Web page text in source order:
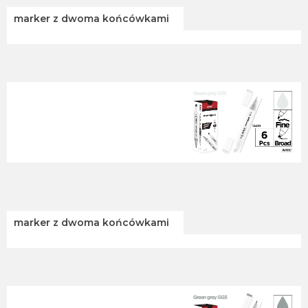
marker z dwoma końcówkami
marker z dwoma końcówkami